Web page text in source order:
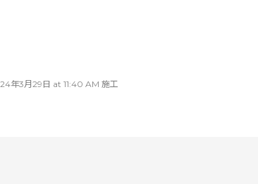
年3月29日 at 11:40 AM 施工